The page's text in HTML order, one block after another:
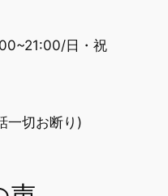
日・祝
一切お断り)